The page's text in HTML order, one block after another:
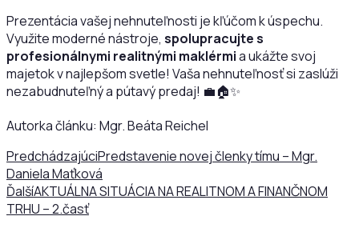
Prezentácia vašej nehnuteľnosti je kľúčom k úspechu.
Využite moderné nástroje, spolupracujte s
profesionálnymi realitnými maklérmia ukážte svoj
majetok v najlepšom svetle! Vaša nehnuteľnosť si zaslúži
nezabudnuteľný a pútavý predaj! 💼🏠✨
Autorka článku: Mgr. Beáta Reichel
PredchádzajúciPredstavenie novej členky tímu – Mgr.
Daniela Maťková
ĎalšíAKTUÁLNA SITUÁCIA NA REALITNOM A FINANČNOM
TRHU – 2.časť